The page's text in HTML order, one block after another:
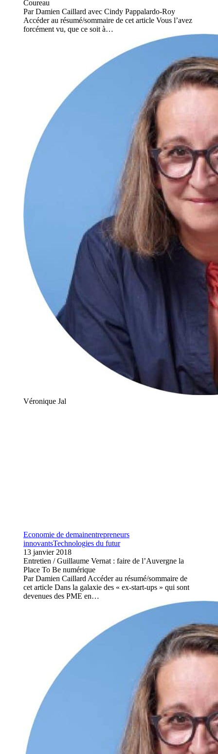
Coureau
Par Damien Caillard avec Cindy Pappalardo-Roy
Accéder au résumé/sommaire de cet article Vous l’avez
forcément vu, que ce soit à…
Véronique Jal
Economie de demainentrepreneurs
innovantsTechnologies du futur
13 janvier 2018
Entretien / Guillaume Vernat : faire de l’Auvergne la
Place To Be numérique
Par Damien Caillard Accéder au résumé/sommaire de
cet article Dans la galaxie des « ex-start-ups » qui sont
devenues des PME en…